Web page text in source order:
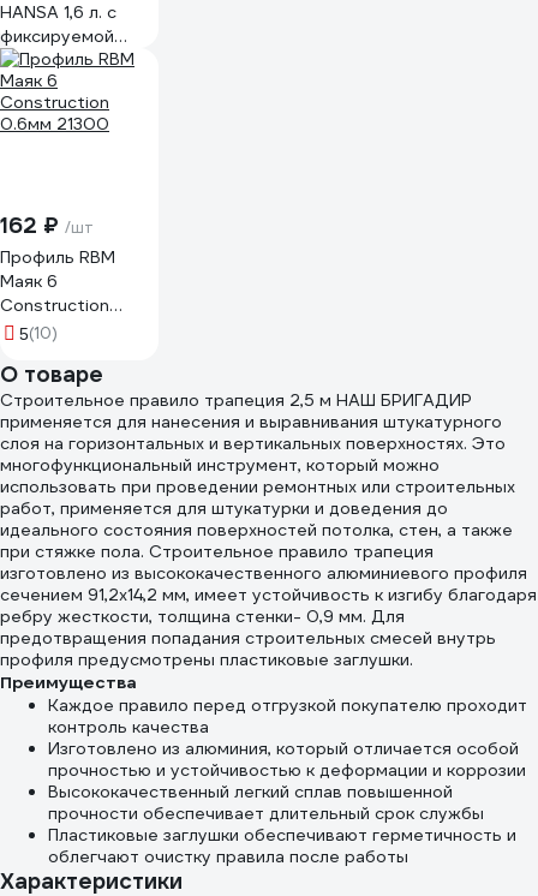
HANSA 1,6 л. с
фиксируемой
ручкой 301351
162 ₽ /шт
Профиль RBM
Маяк 6
Сonstruction
0.6мм 21300
5(10)
О товаре
Строительное правило трапеция 2,5 м НАШ БРИГАДИР
применяется для нанесения и выравнивания штукатурного
слоя на горизонтальных и вертикальных поверхностях. Это
многофункциональный инструмент, который можно
использовать при проведении ремонтных или строительных
работ, применяется для штукатурки и доведения до
идеального состояния поверхностей потолка, стен, а также
при стяжке пола. Строительное правило трапеция
изготовлено из высококачественного алюминиевого профиля
сечением 91,2х14,2 мм, имеет устойчивость к изгибу благодаря
ребру жесткости, толщина стенки- 0,9 мм. Для
предотвращения попадания строительных смесей внутрь
профиля предусмотрены пластиковые заглушки.
Преимущества
Каждое правило перед отгрузкой покупателю проходит
контроль качества
Изготовлено из алюминия, который отличается особой
прочностью и устойчивостью к деформации и коррозии
Высококачественный легкий сплав повышенной
прочности обеспечивает длительный срок службы
Пластиковые заглушки обеспечивают герметичность и
облегчают очистку правила после работы
Характеристики